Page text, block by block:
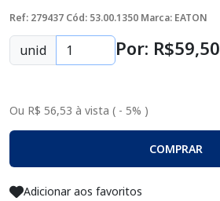
Ref: 279437 Cód: 53.00.1350 Marca: EATON
unid Por: R$59,50
Ou R$ 56,53 à vista ( - 5% )
COMPRAR
Adicionar aos favoritos